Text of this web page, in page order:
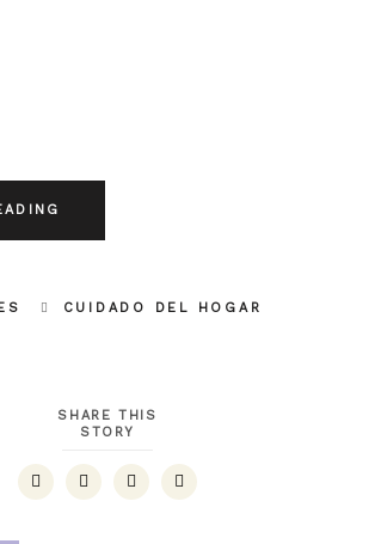
CUIDADO DEL HOGAR
SHARE THIS
STORY